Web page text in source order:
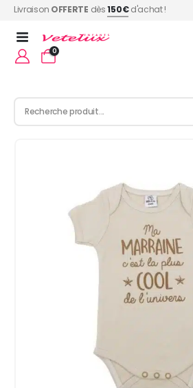
Livraison OFFERTE dès150€d'achat !
0